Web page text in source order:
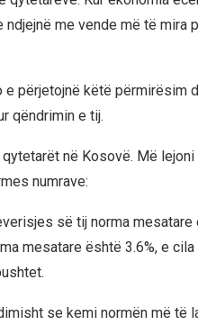
me vende më të mira
përjetojnë këtë përmirësim
qëndrimin e tij.
në Kosovë. Më lejoni
numrave:
së tij norma mesatare
mesatare është 3.6%, e
se kemi normën më të